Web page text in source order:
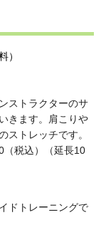
）
ストラクターのサ
きます。肩こりや
ストレッチです。
（税込）（延長10
ドトレーニングで